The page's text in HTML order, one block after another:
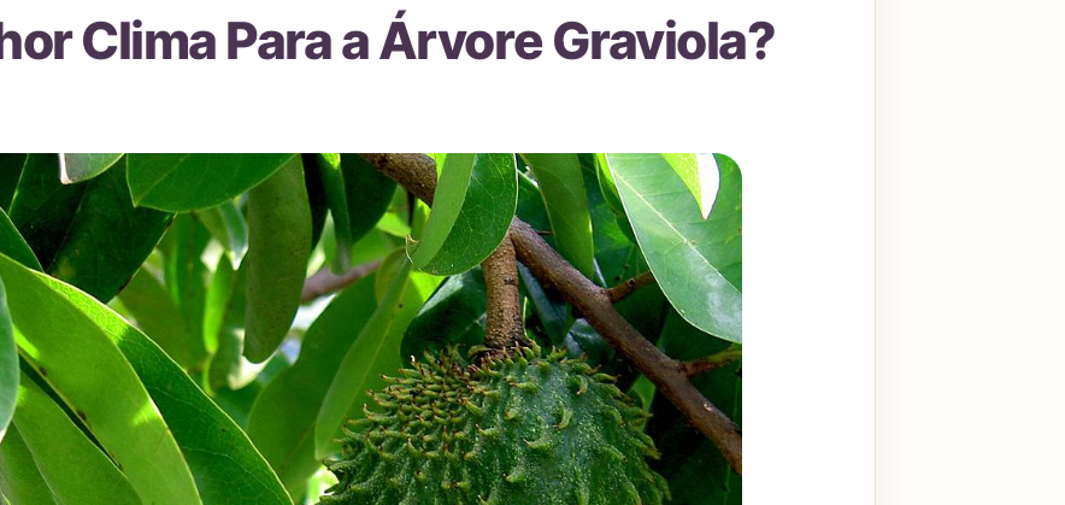
Clima Para a Árvore Graviola?